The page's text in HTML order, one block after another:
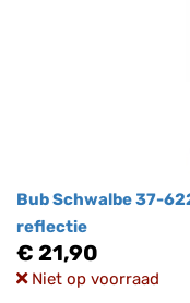
Bub Schwalbe 37-
reflectie
€ 21,90
Niet op voorraad